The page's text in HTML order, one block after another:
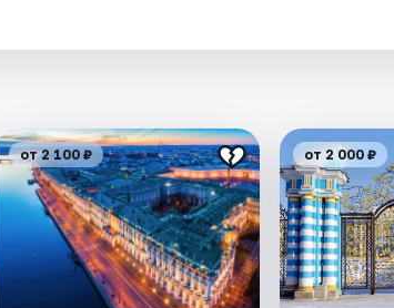
от 2 100 ₽ от 2 000 ₽